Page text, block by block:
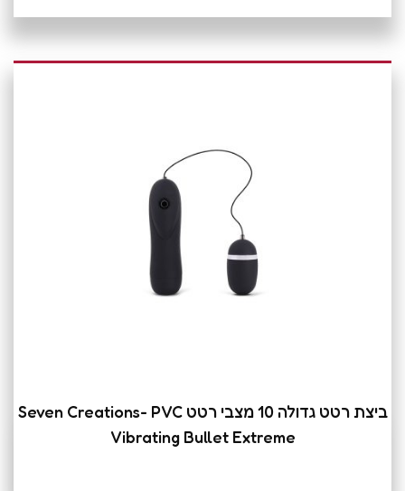
ביצת רטט גדולה 10 מצבי רטט Seven Creations- PVC
Vibrating Bullet Extreme